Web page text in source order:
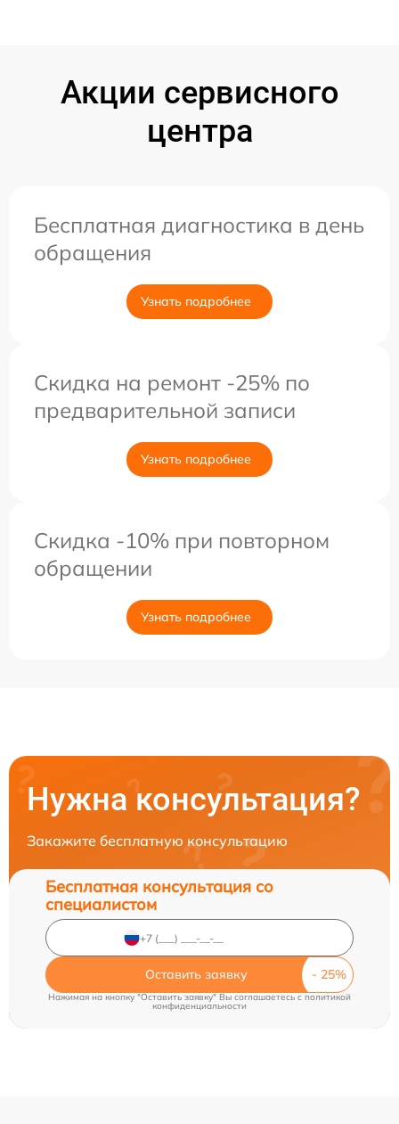
Акции сервисного
центра
Бесплатная диагностика в день
обращения
Узнать подробнее
Скидка на ремонт -25% по
предварительной записи
Узнать подробнее
Скидка -10% при повторном
обращении
Узнать подробнее
Нужна консультация?
Закажите бесплатную консультацию
Бесплатная консультация со
специалистом
Оставить заявку
Нажимая на кнопку "Оставить заявку" Вы соглашаетесь c политикой
конфиденциальности